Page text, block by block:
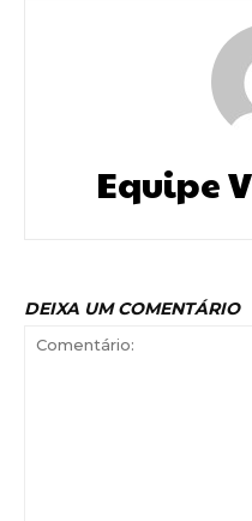
Equipe
DEIXA UM COMENTÁRIO